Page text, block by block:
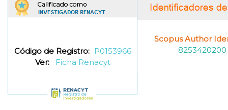
Código de Registro: P0153966
Ver:
Ficha Renacyt
Scopus Author
8253420200